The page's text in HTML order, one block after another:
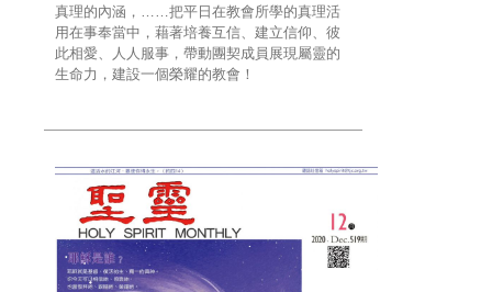
真理的內涵，……把平日在教會所學的真理活
用在事奉當中，藉著培養互信、建立信仰、彼
此相愛、人人服事，帶動團契成員展現屬靈的
生命力，建設一個榮耀的教會！